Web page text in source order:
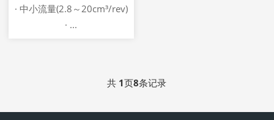
· 中小流量(2.8～20cm³/rev)
· ...
共 1页8条记录